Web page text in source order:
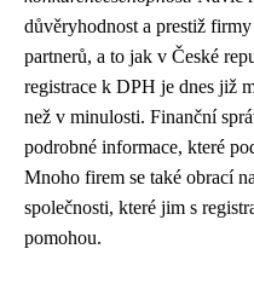
důvěryhodnost a prestiž
partnerů, a to jak v České
registrace k DPH je dnes již
než v minulosti. Finanční
podrobné informace, které
Mnoho firem se také obrací
společnosti, které jim s
pomohou.